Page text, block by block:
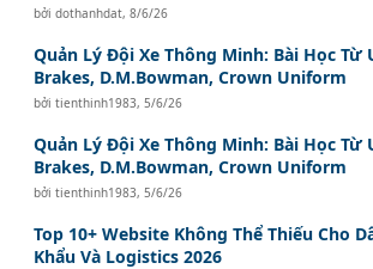
bởidothanhdat,8/6/26
Quản Lý Đội Xe Thông Minh: Bài Học Từ
Brakes, D.M.Bowman, Crown Uniform
bởitienthinh1983, 5/6/26
Quản Lý Đội Xe Thông Minh: Bài Học Từ
Brakes, D.M.Bowman, Crown Uniform
bởitienthinh1983, 5/6/26
Top 10+ Website Không Thể Thiếu Cho
Khẩu Và Logistics 2026